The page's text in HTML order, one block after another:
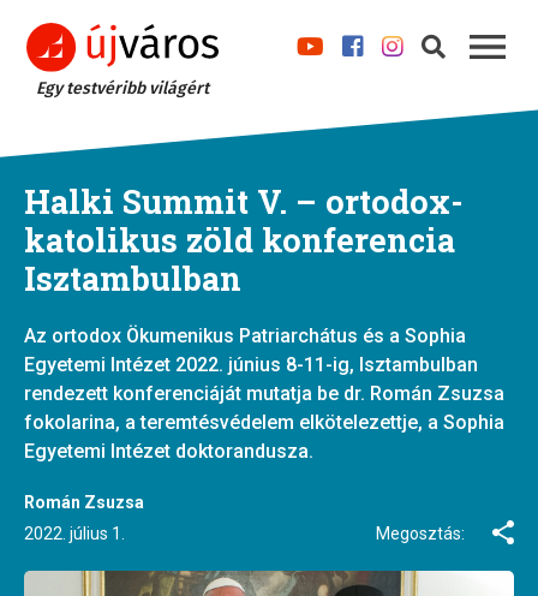
Egy testvéribb világért
Halki Summit V. – ortodox-
katolikus zöld konferencia
Isztambulban
Az ortodox Ökumenikus Patriarchátus és a Sophia
Egyetemi Intézet 2022. június 8-11-ig, Isztambulban
rendezett konferenciáját mutatja be dr. Román Zsuzsa
fokolarina, a teremtésvédelem elkötelezettje, a Sophia
Egyetemi Intézet doktorandusza.
Román Zsuzsa
2022. július 1.
Megosztás: